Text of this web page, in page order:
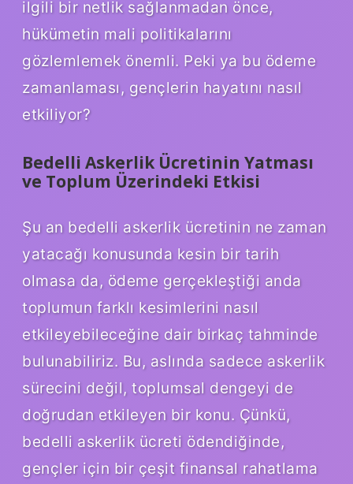
ilgili bir netlik sağlanmadan önce,
hükümetin mali politikalarını
gözlemlemek önemli. Peki ya bu ödeme
zamanlaması, gençlerin hayatını nasıl
etkiliyor?
Bedelli Askerlik Ücretinin Yatması
ve Toplum Üzerindeki Etkisi
Şu an bedelli askerlik ücretinin ne zaman
yatacağı konusunda kesin bir tarih
olmasa da, ödeme gerçekleştiği anda
toplumun farklı kesimlerini nasıl
etkileyebileceğine dair birkaç tahminde
bulunabiliriz. Bu, aslında sadece askerlik
sürecini değil, toplumsal dengeyi de
doğrudan etkileyen bir konu. Çünkü,
bedelli askerlik ücreti ödendiğinde,
gençler için bir çeşit finansal rahatlama